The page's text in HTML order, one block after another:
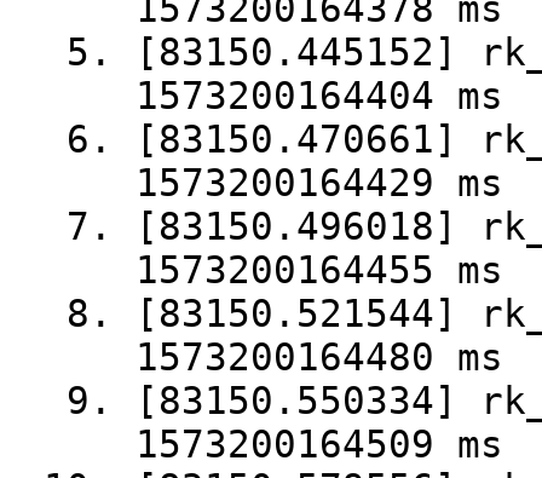
1573200164378 ms
[83150.445152]
1573200164404 ms
[83150.470661]
1573200164429 ms
[83150.496018]
1573200164455 ms
[83150.521544]
1573200164480 ms
[83150.550334]
1573200164509 ms